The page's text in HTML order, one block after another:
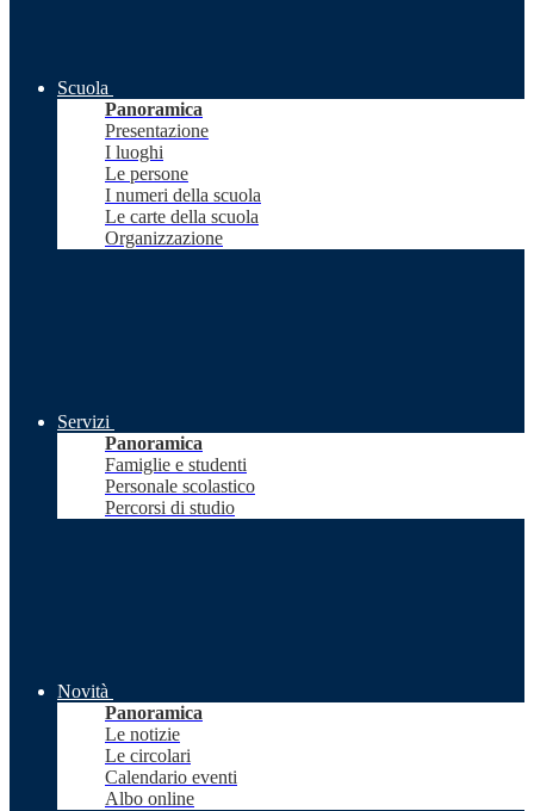
Scuola
Panoramica
Presentazione
I luoghi
Le persone
I numeri della scuola
Le carte della scuola
Organizzazione
Servizi
Panoramica
Famiglie e studenti
Personale scolastico
Percorsi di studio
Novità
Panoramica
Le notizie
Le circolari
Calendario eventi
Albo online